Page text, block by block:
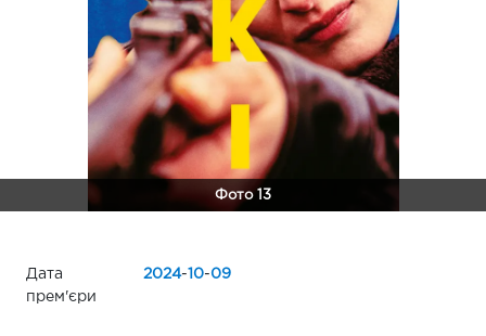
Фото 13
Дата
прем'єри
2024-10-09